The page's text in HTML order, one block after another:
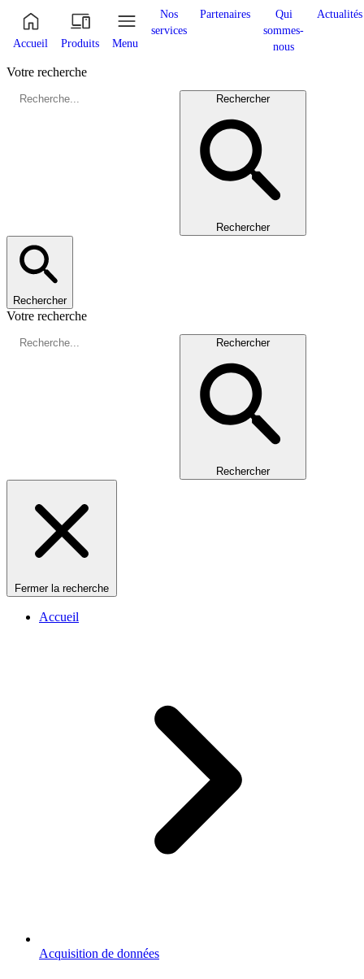
Accueil Produits Menu
Nos
services
Partenaires
Qui
sommes-
nous
Actualités
Votre recherche
Rechercher
Rechercher
Rechercher
Votre recherche
Rechercher
Rechercher
Fermer la recherche
Accueil
Acquisition de données